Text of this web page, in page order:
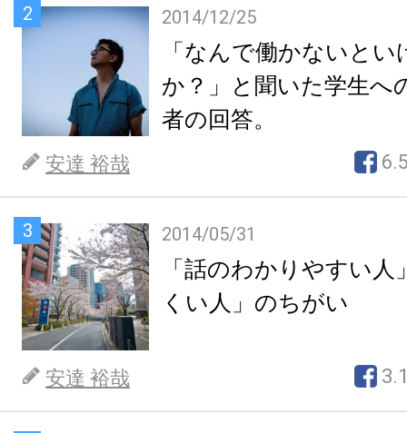
2 2014/12/25
「なんで働かないと
か？」と聞いた学生へ
者の回答。
安達 裕哉
3 2014/05/31
「話のわかりやすい
くい人」のちがい
安達 裕哉